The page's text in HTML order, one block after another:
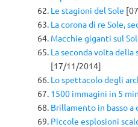
Le stagioni del Sole
La corona di re Sole,
Macchie giganti sul
La seconda volta della
[17/11/2014]
Lo spettacolo degli
1500 immagini in 5
Brillamento in basso a
Piccole esplosioni